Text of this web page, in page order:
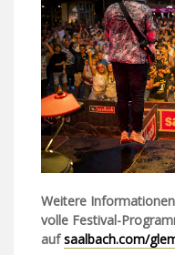
Weitere
volle Festival-
aufsaalbach.com/